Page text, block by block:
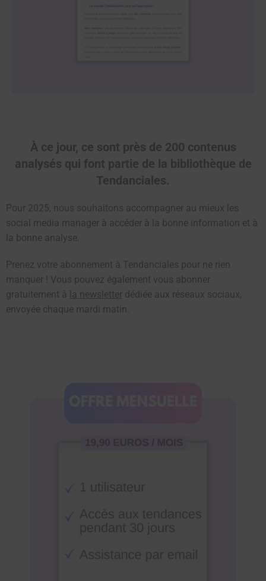
À ce jour, ce sont près de 200 contenus
analysés qui font partie de la bibliothèque de
Tendanciales.
Pour 2025, nous souhaitons accompagner au mieux les
social media manager à accéder à la bonne information et à
la bonne analyse.
Prenez votre abonnement à Tendanciales pour ne rien
manquer ! Vous pouvez également vous abonner
gratuitement à la newsletter dédiée aux réseaux sociaux,
envoyée chaque mardi matin.